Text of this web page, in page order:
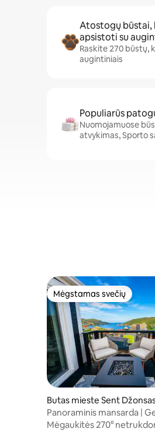
Atostogų būstai,
apsistoti su
Raskite 270 būstų,
augintiniais
Populiarūs
Nuomojamuose
atvykimas, Sporto
Mėgstamas svečių
Mėgstamas svečių
Butas mieste Sent
Panoraminis mansarda |
miesto Vw | Luxury King
Mėgaukitės 270°